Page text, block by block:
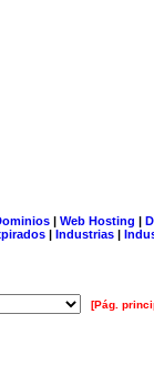
| Web Hosting |
| Industrias |
[Pág.